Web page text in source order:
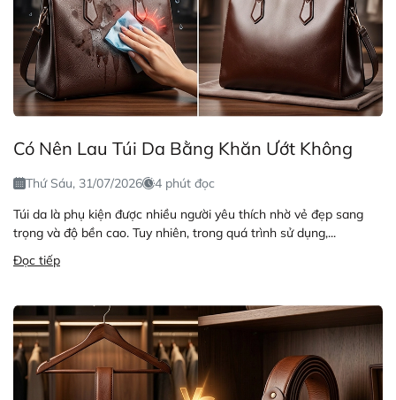
Có Nên Lau Túi Da Bằng Khăn Ướt Không
Thứ Sáu, 31/07/2026
4 phút đọc
Túi da là phụ kiện được nhiều người yêu thích nhờ vẻ đẹp sang
trọng và độ bền cao. Tuy nhiên, trong quá trình sử dụng,...
Đọc tiếp